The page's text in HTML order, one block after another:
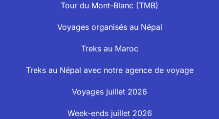
Tour du Mont-Blanc (TMB)
Voyages organisés au Népal
Treks au Maroc
Treks au Népal avec notre agence de voyage
Voyages juillet 2026
Week-ends juillet 2026